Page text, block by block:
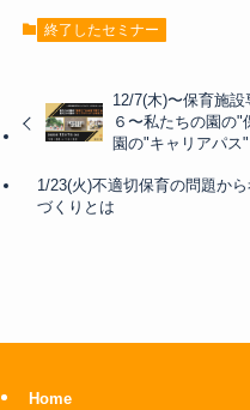
終了したセミナー
12/7(木)〜保育施
６〜私たちの園の
園の"キャリアパス
1/23(火)不適切保育の問題か
づくりとは
Home